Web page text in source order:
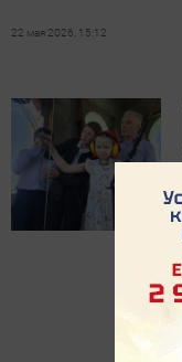
22 мая 2026, 15:12